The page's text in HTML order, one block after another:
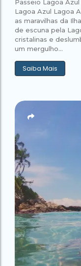
Passeio Lagoa
Lagoa Azul Lagoa
as maravilhas da
de escuna pela
cristalinas e
um mergulho...
Saiba Mais